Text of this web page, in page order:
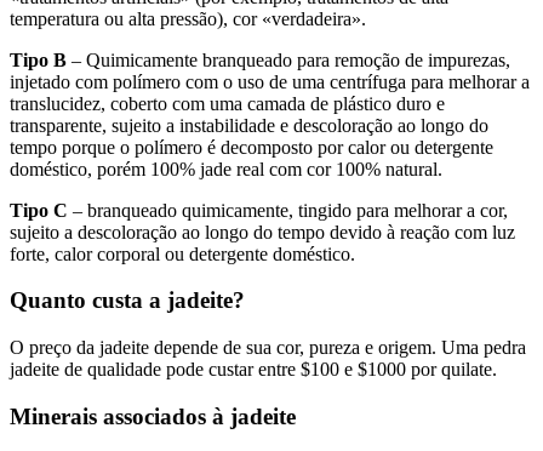
temperatura ou alta pressão), cor «verdadeira».
Tipo B – Quimicamente branqueado para remoção de impurezas,
injetado com polímero com o uso de uma centrífuga para melhorar a
translucidez, coberto com uma camada de plástico duro e
transparente, sujeito a instabilidade e descoloração ao longo do
tempo porque o polímero é decomposto por calor ou detergente
doméstico, porém 100% jade real com cor 100% natural.
Tipo C – branqueado quimicamente, tingido para melhorar a cor,
sujeito a descoloração ao longo do tempo devido à reação com luz
forte, calor corporal ou detergente doméstico.
Quanto custa a jadeite?
O preço da jadeite depende de sua cor, pureza e origem. Uma pedra
jadeite de qualidade pode custar entre $100 e $1000 por quilate.
Minerais associados à jadeite